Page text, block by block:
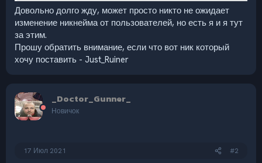
Довольно долго жду, может просто никто не ожидает
изменение никнейма от пользователей, но есть я и я тут
за этим.
Прошу обратить внимание, если что вот ник который
хочу поставить - Just_Ruiner
_Doctor_Gunner_
Новичок
17 Июл 2021 #2